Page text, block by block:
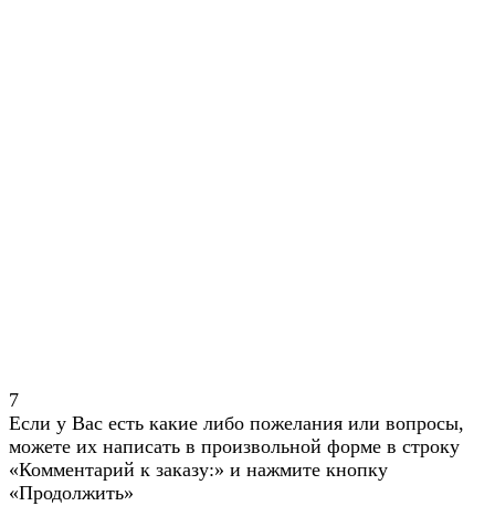
7
Если у Вас есть какие либо пожелания или вопросы,
можете их написать в произвольной форме в строку
«Комментарий к заказу:» и нажмите кнопку
«Продолжить»